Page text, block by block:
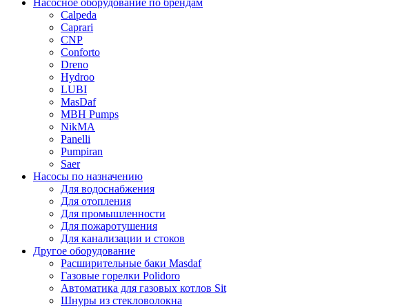
Насосное оборудование по брендам
Calpeda
Caprari
CNP
Conforto
Dreno
Hydroo
LUBI
MasDaf
MBH Pumps
NikMA
Panelli
Pumpiran
Saer
Насосы по назначению
Для водоснабжения
Для отопления
Для промышленности
Для пожаротушения
Для канализации и стоков
Другое оборудование
Расширительные баки Masdaf
Газовые горелки Polidoro
Автоматика для газовых котлов Sit
Шнуры из стекловолокна